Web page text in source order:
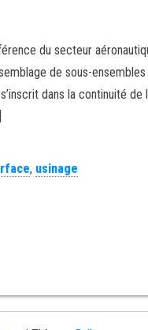
du secteur
de sous-
dans la continuité de
, usinage